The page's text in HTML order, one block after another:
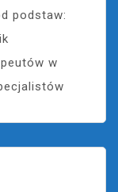
podstaw:
w